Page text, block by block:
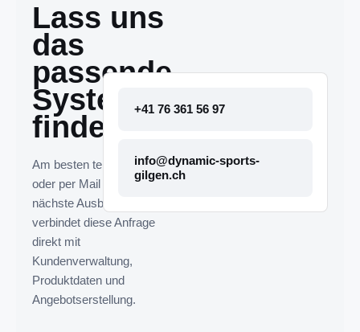
Lass uns
das
passende
System
finden.
Am besten telefonisch
oder per Mail melden. Die
nächste Ausbaustufe
verbindet diese Anfrage
direkt mit
Kundenverwaltung,
Produktdaten und
Angebotserstellung.
+41 76 361 56 97
info@dynamic-sports-
gilgen.ch